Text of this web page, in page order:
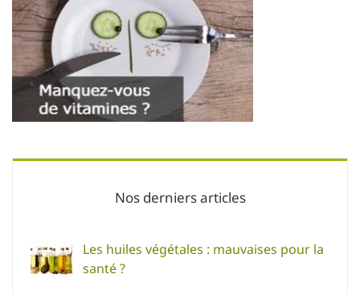
Nos derniers articles
Les huiles végétales : mauvaises pour la
santé ?